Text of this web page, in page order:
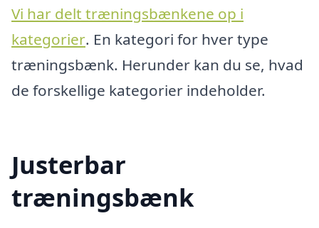
Vi har delt træningsbænkene op i
kategorier. En kategori for hver type
træningsbænk. Herunder kan du se, hvad
de forskellige kategorier indeholder.
Justerbar
træningsbænk